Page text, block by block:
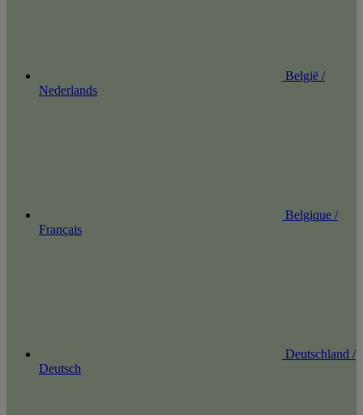
België /
Nederlands
Belgique /
Français
Deutschland /
Deutsch